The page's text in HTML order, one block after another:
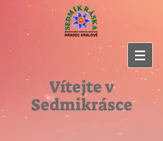
Vítejte v
Sedmikrásce